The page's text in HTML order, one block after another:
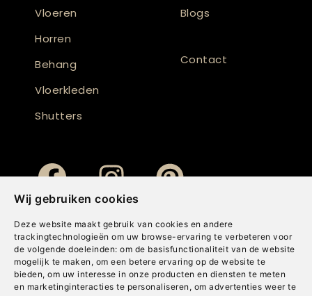
Wij gebruiken cookies
Deze website maakt gebruik van cookies en andere
trackingtechnologieën om uw browse-ervaring te verbeteren voor
de volgende doeleinden: om de basisfunctionaliteit van de website
mogelijk te maken , om een betere ervaring op de website te
bieden, om uw interesse in onze producten en diensten te meten
en marketinginteracties te personaliseren , om advertenties weer te
Vloeren
Horren
Behang
Vloerkleden
Shutters
Blogs
Contact